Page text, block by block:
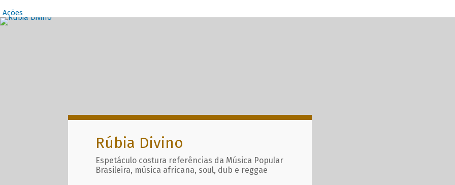
Ações
Destaques Principais com
Rúbia Divino
Espetáculo costura referências da Música Popular
Brasileira, música africana, soul, dub e reggae